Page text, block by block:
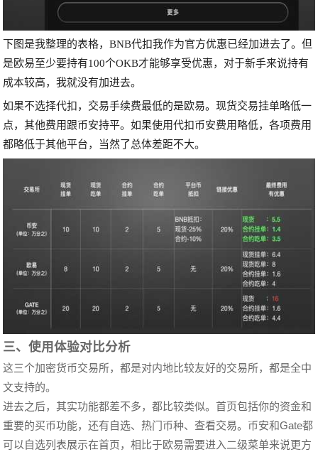
下图是我整理的表格，BNB代扣我作为官方优惠已经加进去了。但
是欧易至少要持有100个OKB才能够享受优惠，对于新手来说持有
成本较高，我就没有加进去。
如果不选择代扣，交易手续费最低的是欧易。现货交易挂单略低一
点，其他费用跟币安持平。如果使用代扣币安费用略低，各项费用
都略低于其他平台，当然了总体差距不大。
三、使用体验对比分析
这三个加密货币交易所，都是对内地比较友好的交易所，都是全中
文支持的。
进去之后，其实功能都差不多，都比较类似。首页包括你的资金和
重要的买币功能，还有自选、热门币种、查看交易。币安和Gate都
可以自选列表展示在首页，相比于欧易需要进入二级菜单来说更方